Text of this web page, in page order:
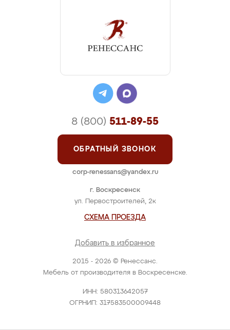
2015 - 2026 © Ренессанс.
Мебель от производителя в Воскресенске.
ИНН: 580313642057
ОГРНИП: 317583500009448
г. Воскресенск
ул. Первостроителей, 2к
СХЕМА ПРОЕЗДА
Добавить в избранное
8 (800) 511-89-55
ОБРАТНЫЙ ЗВОНОК
corp-renessans@yandex.ru